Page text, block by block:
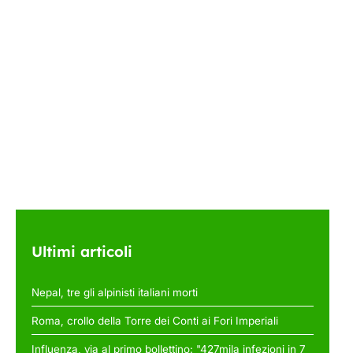
Ultimi articoli
Nepal, tre gli alpinisti italiani morti
Roma, crollo della Torre dei Conti ai Fori Imperiali
Influenza, via al primo bollettino: "427mila infezioni in 7